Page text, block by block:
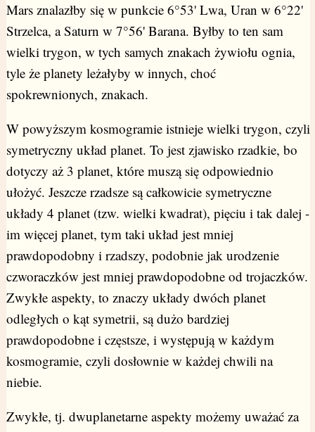
Mars znalazłby się w punkcie 6°53' Lwa, Uran w 6°22'
Strzelca, a Saturn w 7°56' Barana. Byłby to ten sam
wielki trygon, w tych samych znakach żywiołu ognia,
tyle że planety leżałyby w innych, choć
spokrewnionych, znakach.
W powyższym kosmogramie istnieje wielki trygon, czyli
symetryczny układ planet. To jest zjawisko rzadkie, bo
dotyczy aż 3 planet, które muszą się odpowiednio
ułożyć. Jeszcze rzadsze są całkowicie symetryczne
układy 4 planet (tzw. wielki kwadrat), pięciu i tak dalej -
im więcej planet, tym taki układ jest mniej
prawdopodobny i rzadszy, podobnie jak urodzenie
czworaczków jest mniej prawdopodobne od trojaczków.
Zwykłe aspekty, to znaczy układy dwóch planet
odległych o kąt symetrii, są dużo bardziej
prawdopodobne i częstsze, i występują w każdym
kosmogramie, czyli dosłownie w każdej chwili na
niebie.
Zwykłe, tj. dwuplanetarne aspekty możemy uważać za